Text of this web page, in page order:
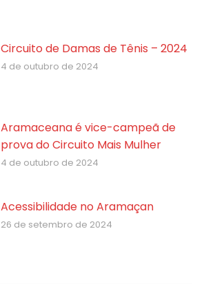
Circuito de Damas de Tênis – 2024
4 de outubro de 2024
Aramaceana é vice-campeã de
prova do Circuito Mais Mulher
4 de outubro de 2024
Acessibilidade no Aramaçan
26 de setembro de 2024